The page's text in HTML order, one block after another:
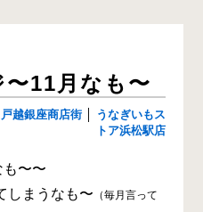
11月なも〜
戸越銀座商店街
うなぎいもス
トア浜松駅店
も〜〜
しまうなも〜 （毎月言って